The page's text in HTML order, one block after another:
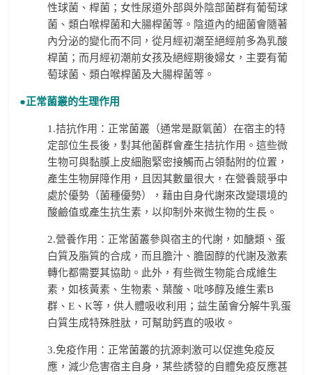
性球菌、桿菌；女性尿道外部與外陰部菌群有葡萄球
菌、類白喉桿菌和大腸桿菌等。陰道內的細菌會隨著
內分泌的變化而不同，從月經初潮至絕經前多為乳酸
桿菌；而月經初潮前女孩及絕經期後婦女，主要有葡
萄球菌、類白喉桿菌及大腸桿菌等。
●正常菌叢的生理作用
1.拮抗作用：正常菌叢（通常是厭氧菌）在宿主的特
定部位生長後，對其他菌群會產生拮抗作用。這些微
生物可與黏膜上皮細胞緊密接觸而占領黏附的位置，
產生生物屏障作用，且因其數量很大，在營養競爭中
處於優勢（菌種優勢），藉由自身代謝來改變環境的
酸鹼值或產生抗生素，以抑制外來微生物的生長。
2.營養作用：正常菌叢參與宿主的代謝，如醣類、蛋
白質及脂質的合成，而且膽汁、膽固醇的代謝及激素
轉化都需要其協助。此外，有些微生物能合成維生
素，如核黃素、生物素、葉酸、吡哆醇及維生素B
群、E、K等，供人體吸收利用；益生菌會分解牛乳蛋
白質生成特殊胜肽，可幫助鈣直的吸收。
3.免疫作用：正常菌叢的抗源刺激可以促進免疫反
應，減少危害宿主自身，某些誘發的自體免疫反應甚